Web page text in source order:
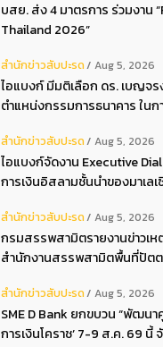
บสย. ส่ง 4 มาตรการ ร่วมงาน
Thailand 2026”
สํานักข่าวสับปะรด Aug 5, 2026
ไอแบงก์ มีมติเลือก ดร. เบญจ
ตำแหน่งกรรมการธนาคาร ใ
สํานักข่าวสับปะรด Aug 5, 2026
ไอแบงก์จัดงาน Executive
การเงินอิสลามชั้นนำของมาเ
อิสลามแห่งอนาคต
สํานักข่าวสับปะรด Aug 5, 2026
กรมสรรพสามิตรายงานข่าวเ
สำนักงานสรรพสามิตพื้นที่ปัตต
สํานักข่าวสับปะรด Aug 5, 2026
SME D Bank ยกขบวน “พัฒนา
การเงินโคราช’ 7-9 ส.ค. 69 นี้